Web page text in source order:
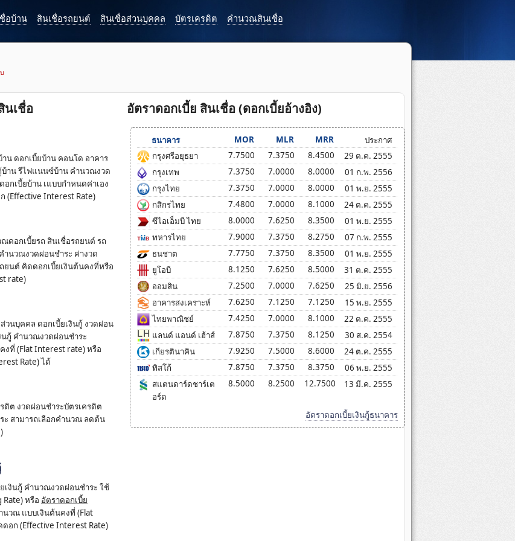
อบ้าน สินเชื่อรถยนต์ สินเชื่อส่วนบุคคล บัตรเครดิต คำนวณสินเชื่อ
เชื่อ
ดอกเบี้ยบ้าน คอนโด อาคาร
าน รีไฟแนนซ์บ้าน คำนวณงวด
กเบี้ยบ้าน เแบบกำหนดค่าเอง
(Effective Interest Rate)
ดอกเบี้ยรถ สินเชื่อรถยนต์ รถ
ำนวณงวดผ่อนชำระ ค่างวด
ยนต์ คิดดอกเบี้ยเงินต้นคงที่หรือ
rate)
นบุคคล ดอกเบี้ยเงินกู้ งวดผ่อน
นกู้ คำนวณงวดผ่อนชำระ
งที่ (Flat Interest rate) หรือ
Rate) ได้
ดิต งวดผ่อนชำระบัตรเครดิต
ะ สามารถเลือกคำนวณ ลดต้น
เงินกู้ คำนวณงวดผ่อนชำระ ใช้
Rate) หรือ อัตราดอกเบี้ย
นวณ แบบเงินต้นคงที่ (Flat
อก (Effective Interest Rate)
อัตราดอกเบี้ย สินเชื่อ (ดอกเบี้ยอ้างอิง)
ธนาคาร MOR MLR MRR
ประกาศ
กรุงศรีอยุธยา
7.7500 7.3750 8.4500
29 ต.ค. 2555
กรุงเทพ
7.3750 7.0000 8.0000
01 ก.พ. 2556
กรุงไทย
7.3750 7.0000 8.0000
01 พ.ย. 2555
กสิกรไทย
7.4800 7.0000 8.1000
24 ต.ค. 2555
ซีไอเอ็มบี ไทย
8.0000 7.6250 8.3500
01 พ.ย. 2555
ทหารไทย
7.9000 7.3750 8.2750
07 ก.พ. 2555
ธนชาต
7.7750 7.3750 8.3500
01 พ.ย. 2555
ยูโอบี
8.1250 7.6250 8.5000
31 ต.ค. 2555
ออมสิน
7.2500 7.0000 7.6250
25 มิ.ย. 2556
อาคารสงเคราะห์
7.6250 7.1250 7.1250
15 พ.ย. 2555
ไทยพาณิชย์
7.4250 7.0000 8.1000
22 ต.ค. 2555
แลนด์ แอนด์ เฮ้าส์
7.8750 7.3750 8.1250
30 ส.ค. 2554
เกียรตินาคิน
7.9250 7.5000 8.6000
24 ต.ค. 2555
ทิสโก้
7.8750 7.3750 8.3750
06 พ.ย. 2555
สแตนดาร์ดชาร์เต
อร์ด
8.5000 8.2500 12.7500 13 มี.ค. 2555
อัตราดอกเบี้ยเงินกู้ธนาคาร